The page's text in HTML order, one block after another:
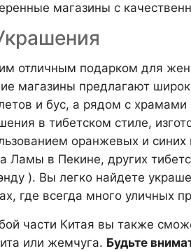
магазины с
отличным подарком для
магазины предлагают
и бус, а рядом с храмами
в тибетском стиле,
оранжевых и
Ламы в Пекине, других
). Вы легко найдете
где всегда много уличных
части Китая вы также
или жемчуга. Будьте